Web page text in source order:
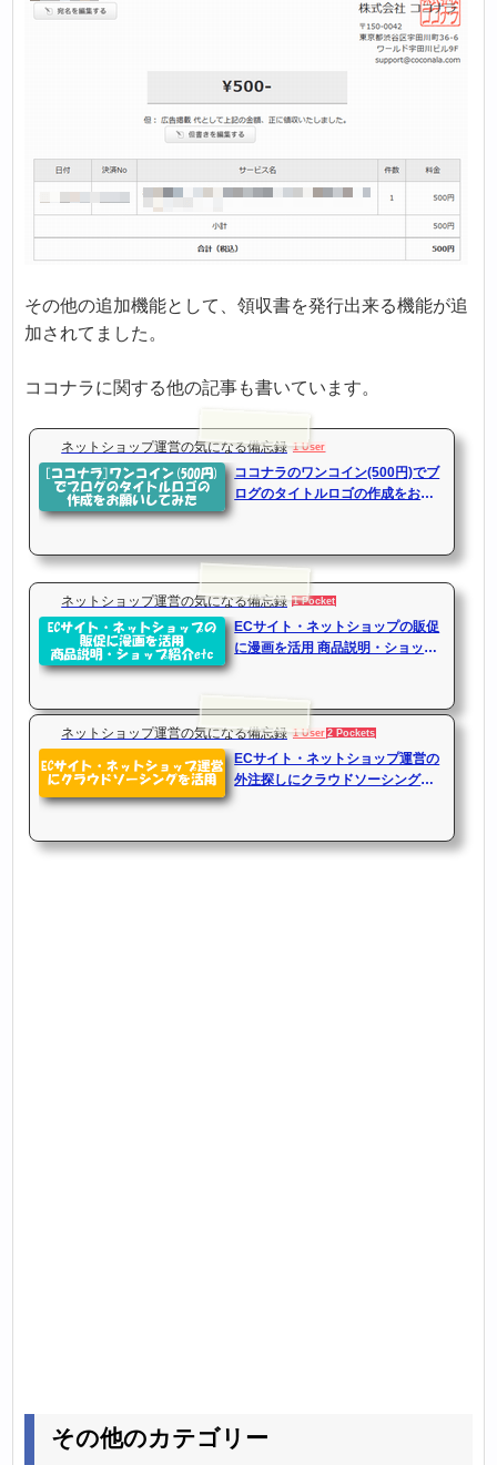
その他の追加機能として、領収書を発行出来る機能が追
加されてました。
ココナラに関する他の記事も書いています。
ネットショップ運営の気になる備忘録 1 User
ココナラのワンコイン(500円)でブ
ログのタイトルロゴの作成をお願
ネットショップ運営の気になる備忘録 1 Pocket
ECサイト・ネットショップの販促
に漫画を活用 商品説明・ショップ
ネットショップ運営の気になる備忘録 1 User 2 Pockets
ECサイト・ネットショップ運営の
外注探しにクラウドソーシングを
その他のカテゴリー